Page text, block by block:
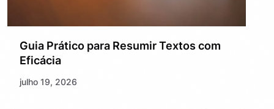
Guia Prático para Resumir Textos com
Eficácia
julho 19, 2026